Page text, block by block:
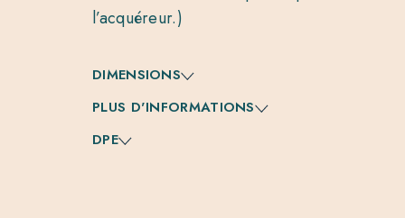
l’acquéreur.)
DIMENSIONS
PLUS D'INFORMATIONS
DPE